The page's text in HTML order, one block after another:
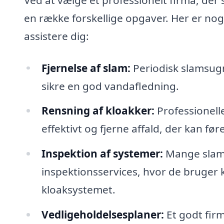
en række forskellige opgaver. Her er
assistere dig:
Fjernelse af slam: Periodisk
sikre en god vandafledning.
Rensning af kloakker:
effektivt og fjerne affald, der kan
Inspektion af systemer: Mange
inspektionsservices, hvor de
kloaksystemet.
Vedligeholdelsesplaner: Et godt